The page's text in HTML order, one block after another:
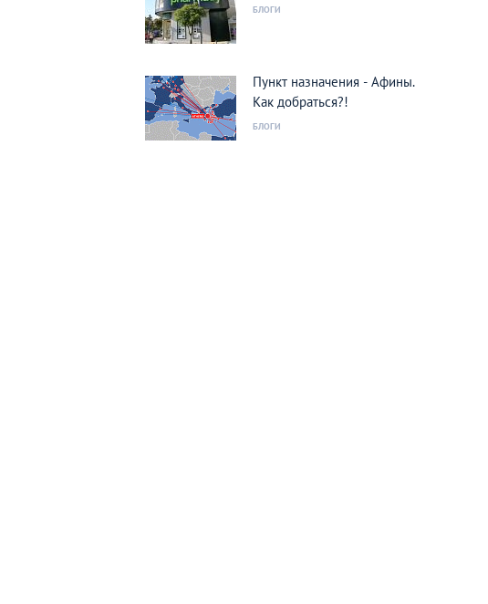
БЛОГИ
Пункт назначения - Афины.
Как добраться?!
БЛОГИ